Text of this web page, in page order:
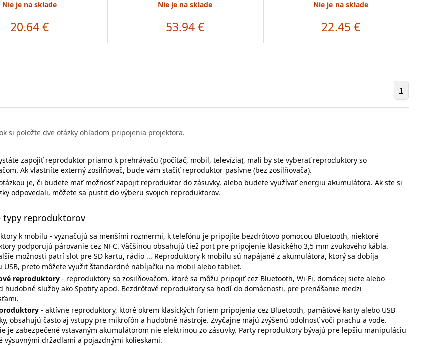
Nie je na sklade
20.64 €
Nie je na sklade
53.94 €
Nie je na sklade
22.45 €
1
si položte dve otázky ohľadom pripojenia projektora.
zapojiť reproduktor priamo k prehrávaču (počítač, mobil, televízia), mali by ste vyberať reproduktory so
Ak vlastníte externý zosilňovač, bude vám stačiť reproduktor pasívne (bez zosilňovača).
je, či budete mať možnosť zapojiť reproduktor do zásuvky, alebo budete využívať energiu akumulátora. Ak ste si
odpovedali, môžete sa pustiť do výberu svojich reproduktorov.
typy reproduktorov
k mobilu - vyznačujú sa menšími rozmermi, k telefónu je pripojíte bezdrôtovo pomocou Bluetooth, niektoré
podporujú párovanie cez NFC. Väčšinou obsahujú tiež port pre pripojenie klasického 3,5 mm zvukového kábla.
možnosti patrí slot pre SD kartu, rádio ... Reproduktory k mobilu sú napájané z akumulátora, ktorý sa dobíja
USB, preto môžete využiť štandardné nabíjačku na mobil alebo tabliet.
reproduktory - reproduktory so zosilňovačom, ktoré sa môžu pripojiť cez Bluetooth, Wi-Fi, domácej siete alebo
hudobné služby ako Spotify apod. Bezdrôtové reproduktory sa hodí do domácnosti, pre prenášanie medzi
- aktívne reproduktory, ktoré okrem klasických foriem pripojenia cez Bluetooth, pamäťové karty alebo USB
obsahujú často aj vstupy pre mikrofón a hudobné nástroje. Zvyčajne majú zvýšenú odolnosť voči prachu a vode.
je zabezpečené vstavaným akumulátorom nie elektrinou zo zásuvky. Party reproduktory bývajú pre lepšiu manipuláciu
výsuvnými držadlami a pojazdnými kolieskami.